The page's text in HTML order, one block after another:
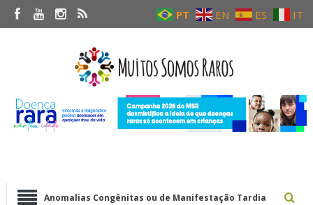
PT EN ES IT
Anomalias Congênitas ou de Manifestação Tardia